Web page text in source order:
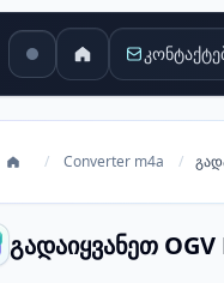
/ Converter m4a /
გადაიყვანეთ OGV